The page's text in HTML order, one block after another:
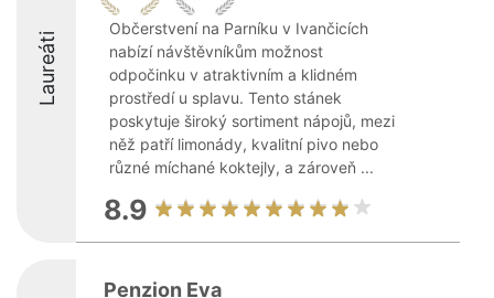
Laureáti
Občerstvení na Parníku v Ivančicích
nabízí návštěvníkům možnost
odpočinku v atraktivním a klidném
prostředí u splavu. Tento stánek
poskytuje široký sortiment nápojů, mezi
něž patří limonády, kvalitní pivo nebo
různé míchané koktejly, a zároveň ...
8.9
Penzion Eva